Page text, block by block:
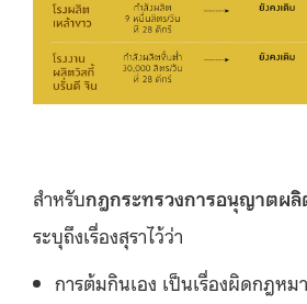
สำหรับกฎกระทรวงการอนุญาตผ
ระบุถึงเรื่องสุราไว้ว่า
การต้มกินเอง เป็นเรื่องผิดกฎหม